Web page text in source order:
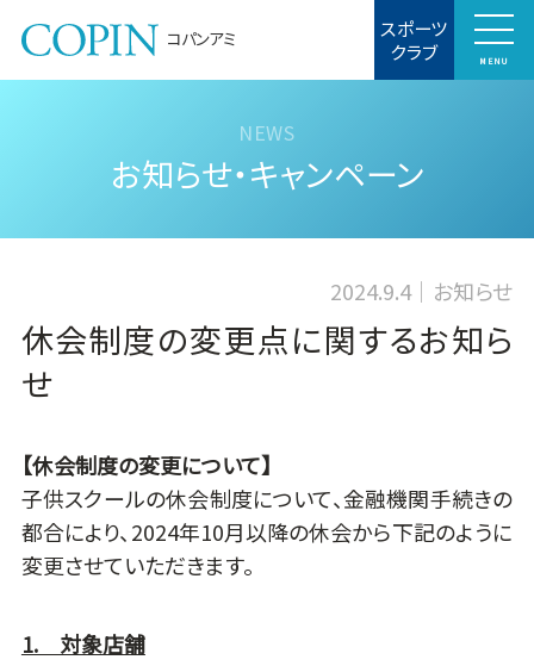
コパンアミ スポーツ
クラブ MENU
お知らせ・キャンペーン
休会制度の変更点に関するお知ら
せ
2024.9.4 お知らせ
【休会制度の変更について】
子供スクールの休会制度について、金融機関手続きの
都合により、2024年10月以降の休会から下記のように
変更させていただきます。
1. 対象店舗